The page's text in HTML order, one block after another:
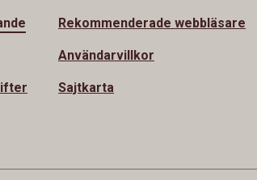
Rekommenderade webbläsare
Användarvillkor
Sajtkarta